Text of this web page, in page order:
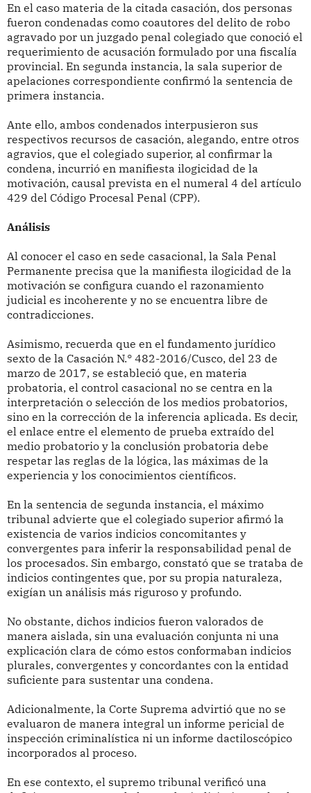
En el caso materia de la citada casación, dos personas
fueron condenadas como coautores del delito de robo
agravado por un juzgado penal colegiado que conoció el
requerimiento de acusación formulado por una fiscalía
provincial. En segunda instancia, la sala superior de
apelaciones correspondiente confirmó la sentencia de
primera instancia.
Ante ello, ambos condenados interpusieron sus
respectivos recursos de casación, alegando, entre otros
agravios, que el colegiado superior, al confirmar la
condena, incurrió en manifiesta ilogicidad de la
motivación, causal prevista en el numeral 4 del artículo
429 del Código Procesal Penal (CPP).
Análisis
Al conocer el caso en sede casacional, la Sala Penal
Permanente precisa que la manifiesta ilogicidad de la
motivación se configura cuando el razonamiento
judicial es incoherente y no se encuentra libre de
contradicciones.
Asimismo, recuerda que en el fundamento jurídico
sexto de la Casación N.° 482-2016/Cusco, del 23 de
marzo de 2017, se estableció que, en materia
probatoria, el control casacional no se centra en la
interpretación o selección de los medios probatorios,
sino en la corrección de la inferencia aplicada. Es decir,
el enlace entre el elemento de prueba extraído del
medio probatorio y la conclusión probatoria debe
respetar las reglas de la lógica, las máximas de la
experiencia y los conocimientos científicos.
En la sentencia de segunda instancia, el máximo
tribunal advierte que el colegiado superior afirmó la
existencia de varios indicios concomitantes y
convergentes para inferir la responsabilidad penal de
los procesados. Sin embargo, constató que se trataba de
indicios contingentes que, por su propia naturaleza,
exigían un análisis más riguroso y profundo.
No obstante, dichos indicios fueron valorados de
manera aislada, sin una evaluación conjunta ni una
explicación clara de cómo estos conformaban indicios
plurales, convergentes y concordantes con la entidad
suficiente para sustentar una condena.
Adicionalmente, la Corte Suprema advirtió que no se
evaluaron de manera integral un informe pericial de
inspección criminalística ni un informe dactiloscópico
incorporados al proceso.
En ese contexto, el supremo tribunal verificó una